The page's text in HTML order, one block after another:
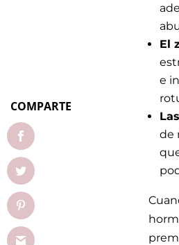
El
e
de
COMPARTE